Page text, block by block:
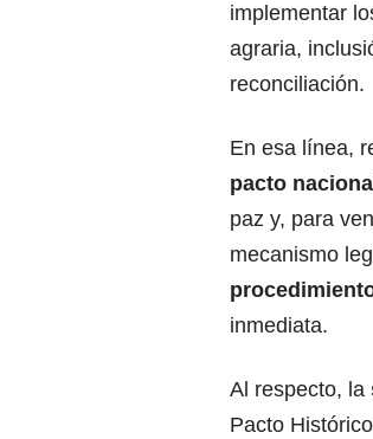
implementar
agraria,
reconciliación.
En esa línea,
pacto
paz y, para
mecanismo
inmediata.
Al respecto, la
Pacto